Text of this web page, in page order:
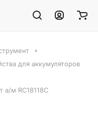
для аккумуляторов
а/м RC18118C